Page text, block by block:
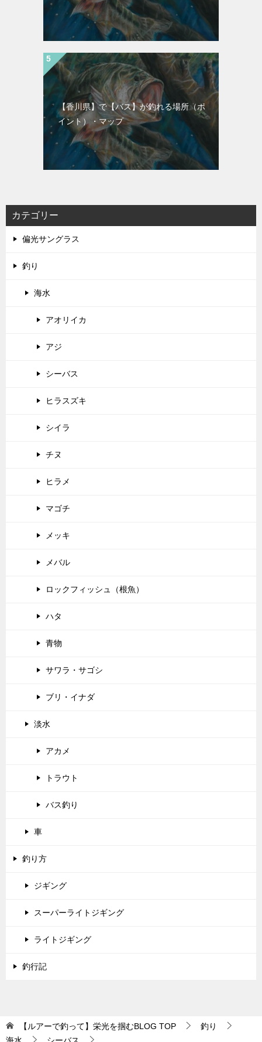
【香川県】で【バス】が釣れる場所（ポ
イント）・マップ
カテゴリー
偏光サングラス
釣り
海水
アオリイカ
アジ
シーバス
ヒラスズキ
シイラ
チヌ
ヒラメ
マゴチ
メッキ
メバル
ロックフィッシュ（根魚）
ハタ
青物
サワラ・サゴシ
ブリ・イナダ
淡水
アカメ
トラウト
バス釣り
車
釣り方
ジギング
スーパーライトジギング
ライトジギング
釣行記
【ルアーで釣って】栄光を掴むBLOG TOP
釣り